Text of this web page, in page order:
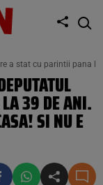
a stat cu parintii pana
39 DE ANI.
SI NU E